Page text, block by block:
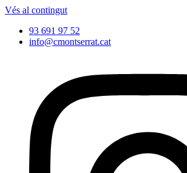
Vés al contingut
93 691 97 52
info@cmontserrat.cat